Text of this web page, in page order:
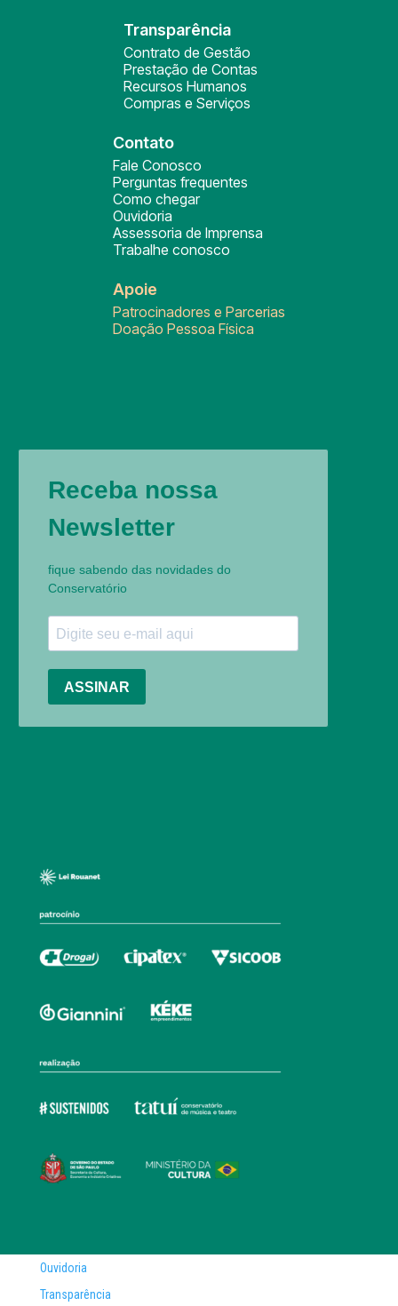
Transparência
Contrato de Gestão
Prestação de Contas
Recursos Humanos
Compras e Serviços
Contato
Fale Conosco
Perguntas frequentes
Como chegar
Ouvidoria
Assessoria de Imprensa
Trabalhe conosco
Apoie
Patrocinadores e Parcerias
Doação Pessoa Física
Ouvidoria
Transparência